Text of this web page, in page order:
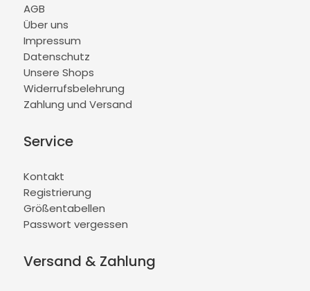
AGB
Über uns
Impressum
Datenschutz
Unsere Shops
Widerrufsbelehrung
Zahlung und Versand
Service
Kontakt
Registrierung
Größentabellen
Passwort vergessen
Versand & Zahlung